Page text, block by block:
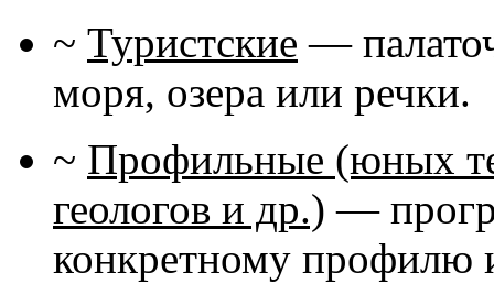
~ Туристские —
моря, озера или речки.
~ Профильные (юных
геологов и др.) —
конкретному профилю